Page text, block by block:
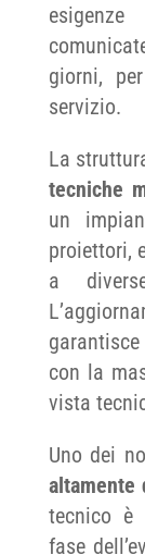
giorni,
servizio.
La
tecniche
un
proiettori,
a
con la
vista
Uno dei
altamente
tecnico è
fase